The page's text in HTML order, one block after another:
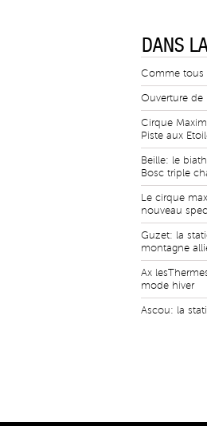
DANS
Comme tous
Ouverture de
Cirque
Piste aux
Beille: le
Bosc triple
Le cirque
nouveau
Guzet: la
montagne
Ax
mode hiver
Ascou: la